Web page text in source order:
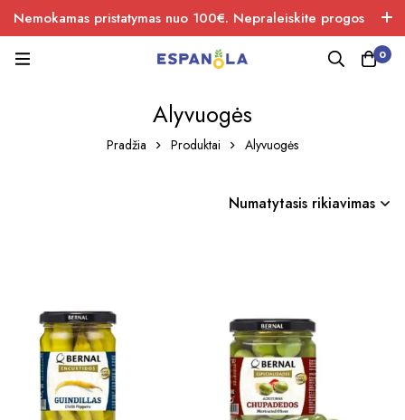
Nemokamas pristatymas nuo 100€. Nepraleiskite progos
įsigiti naujos produkcijos.
0
Alyvuogės
Pradžia Produktai Alyvuogės
Numatytasis rikiavimas